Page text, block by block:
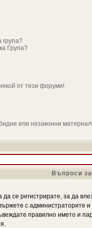
група?
Група?
от тези форуми!
или незаконни
Въпроси
да се регистрирате, за да
с администраторите
правилно името и